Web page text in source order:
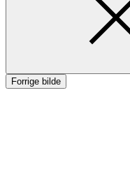
Mat og drikke
Aktiviteter
Forrige bilde